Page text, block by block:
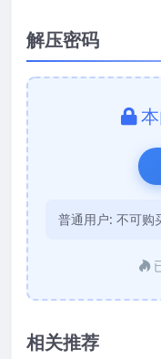
解压密码
普通用户: 不可购
相关推荐